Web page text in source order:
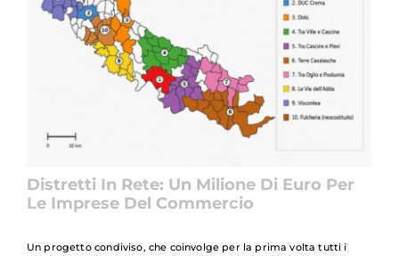
Distretti In Rete: Un Milione Di Euro Per
Le Imprese Del Commercio
Un progetto condiviso, che coinvolge per la prima volta tutti i